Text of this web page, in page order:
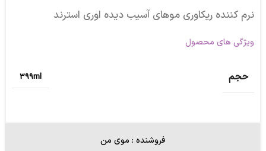
نرم کننده ریکاوری موهای آسیب دیده اوری استرند
ویژگی های محصول
حجم 399ml
فروشنده : موی من